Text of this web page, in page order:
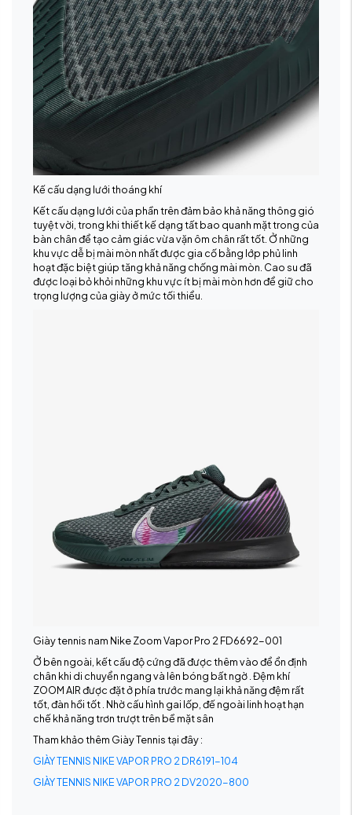
Kế cấu dạng lưới thoáng khí
Kết cấu dạng lưới của phần trên đảm bảo khả năng thông gió
tuyệt vời, trong khi thiết kế dạng tất bao quanh mặt trong của
bàn chân để tạo cảm giác vừa vặn ôm chân rất tốt. Ở những
khu vực dễ bị mài mòn nhất được gia cố bằng lớp phủ linh
hoạt đặc biệt giúp tăng khả năng chống mài mòn. Cao su đã
được loại bỏ khỏi những khu vực ít bị mài mòn hơn để giữ cho
trọng lượng của giày ở mức tối thiểu.
Giày tennis nam Nike Zoom Vapor Pro 2 FD6692-001
Ở bên ngoài, kết cấu độ cứng đã được thêm vào để ổn định
chân khi di chuyển ngang và lên bóng bất ngờ . Đệm khí
ZOOM AIR được đặt ở phía trước mang lại khả năng đệm rất
tốt, đàn hồi tốt . Nhờ cấu hình gai lốp, đế ngoài linh hoạt hạn
chế khả năng trơn trượt trên bề mặt sân
Tham khảo thêm Giày Tennis tại đây :
GIÀY TENNIS NIKE VAPOR PRO 2 DR6191-104
GIÀY TENNIS NIKE VAPOR PRO 2 DV2020-800